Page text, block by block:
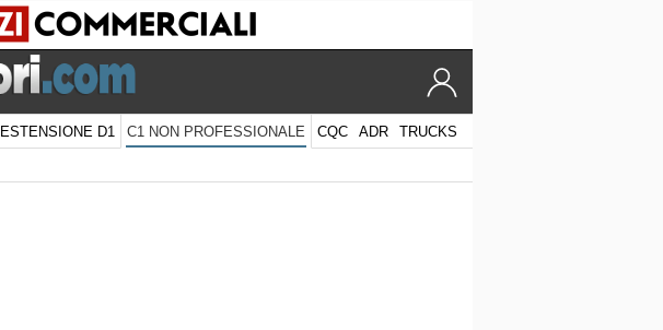
ESTENSIONE D1 C1 NON PROFESSIONALE CQC ADR TRUCKS